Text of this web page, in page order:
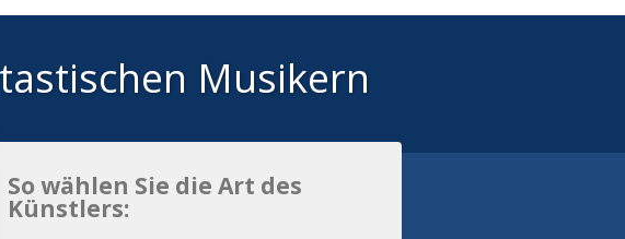
Musikern
So wählen Sie die Art des
Künstlers: